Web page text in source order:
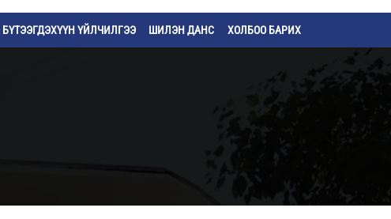
БҮТЭЭГДЭХҮҮН ҮЙЛЧИЛГЭЭ ШИЛЭН ДАНС ХОЛБОО БАРИХ